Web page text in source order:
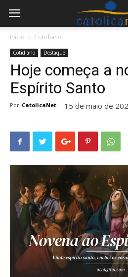
Início Cotidiano
Cotidiano Destaque
Hoje começa a
Espírito Santo
Por CatolicaNet - 15 de maio de